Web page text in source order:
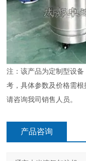
注：该产品为定制型设
考，具体参数及价格需
请咨询我司销售人员。
产品咨询